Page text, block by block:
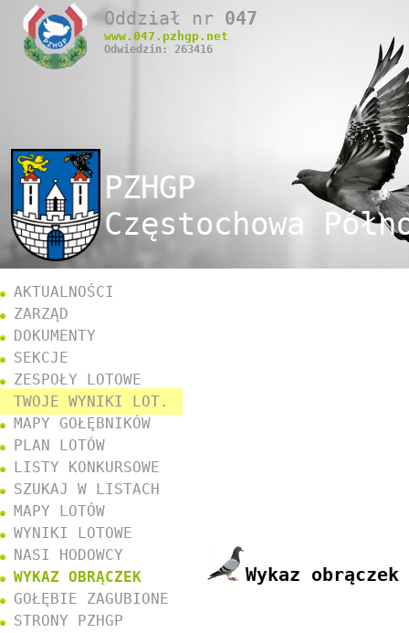
Oddział nr 047
www. 047 .pzhgp.net
Odwiedzin: 263416
PZHGP
Częstochowa
Wykaz obrączek
AKTUALNOŚCI
ZARZĄD
DOKUMENTY
SEKCJE
ZESPOŁY LOTOWE
TWOJE WYNIKI LOT.
MAPY GOŁĘBNIKÓW
PLAN LOTÓW
LISTY KONKURSOWE
SZUKAJ W LISTACH
MAPY LOTÓW
WYNIKI LOTOWE
NASI HODOWCY
WYKAZ OBRĄCZEK
GOŁĘBIE ZAGUBIONE
STRONY PZHGP